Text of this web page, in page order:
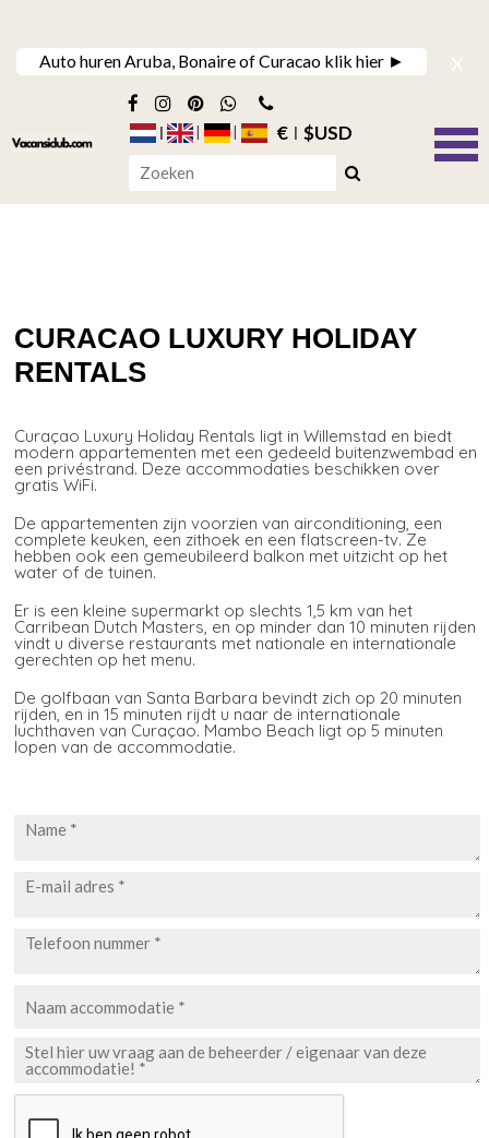
Auto huren Aruba, Bonaire of Curacao klik hier ► x
€ $USD
CURACAO LUXURY HOLIDAY
RENTALS
Curaçao Luxury Holiday Rentals ligt in Willemstad en biedt
modern appartementen met een gedeeld buitenzwembad en
een privéstrand. Deze accommodaties beschikken over
gratis WiFi.
De appartementen zijn voorzien van airconditioning, een
complete keuken, een zithoek en een flatscreen-tv. Ze
hebben ook een gemeubileerd balkon met uitzicht op het
water of de tuinen.
Er is een kleine supermarkt op slechts 1,5 km van het
Carribean Dutch Masters, en op minder dan 10 minuten rijden
vindt u diverse restaurants met nationale en internationale
gerechten op het menu.
De golfbaan van Santa Barbara bevindt zich op 20 minuten
rijden, en in 15 minuten rijdt u naar de internationale
luchthaven van Curaçao. Mambo Beach ligt op 5 minuten
lopen van de accommodatie.